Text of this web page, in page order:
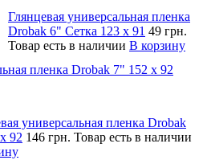
Глянцевая универсальная пленка
Drobak 6" Сетка 123 х 91 49 грн.
Товар есть в наличии В корзину
пленка Drobak 7" 152 x 92
универсальная пленка Drobak
92 146 грн. Товар есть в наличии